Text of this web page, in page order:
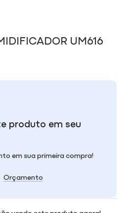
UM616
produto em seu
em sua primeira compra!
Orçamento